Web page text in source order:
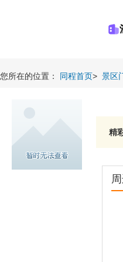
您所在的位置： 同程首页> 景区
精